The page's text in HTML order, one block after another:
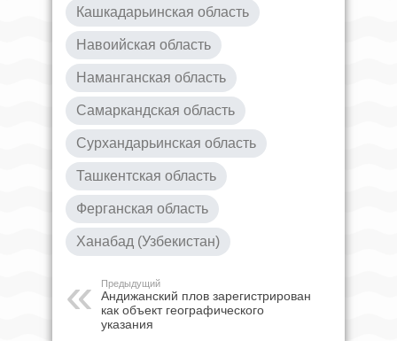
Кашкадарьинская область
Навоийская область
Наманганская область
Самаркандская область
Сурхандарьинская область
Ташкентская область
Ферганская область
Ханабад (Узбекистан)
Предыдущий
Андижанский плов зарегистрирован
как объект географического
указания